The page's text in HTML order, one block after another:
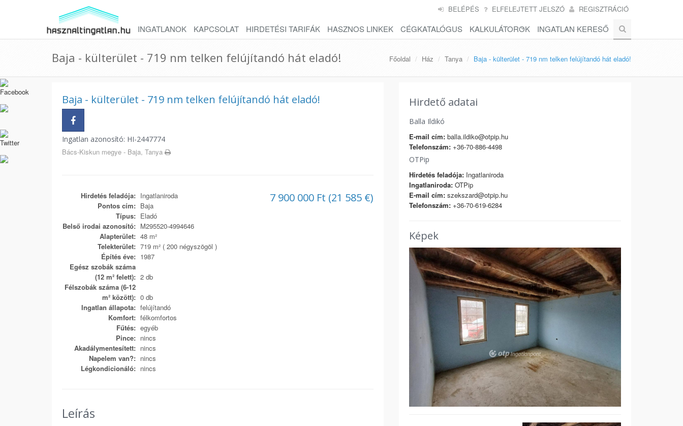
BELÉPÉS ELFELEJTETT JELSZÓ REGISZTRÁCIÓ
INGATLANOK KAPCSOLAT HIRDETÉSI TARIFÁK HASZNOS LINKEK CÉGKATALÓGUS KALKULÁTOROK INGATLAN KERESŐ
Baja - külterület - 719 nm telken felújítandó hát eladó! Főoldal Ház Tanya Baja - külterület - 719 nm telken felújítandó hát eladó!
Baja - külterület - 719 nm telken felújítandó hát eladó!
Ingatlan azonosító: HI-2447774
Bács-Kiskun megye - Baja, Tanya
7 900 000 Ft (21 585 €)
Hirdetés feladója: Ingatlaniroda
Pontos cím: Baja
Típus: Eladó
Belső irodai azonosító: M295520-4994646
Alapterület: 48 m²
Telekterület: 719 m² ( 200 négyszögöl )
Építés éve: 1987
Egész szobák száma
(12 m² felett): 2 db
Félszobák száma (6-12
m² között): 0 db
Ingatlan állapota: felújítandó
Komfort: félkomfortos
Fűtés: egyéb
Pince: nincs
Akadálymentesített: nincs
Napelem van?: nincs
Légkondicionáló: nincs
Leírás
Hirdető adatai
Balla Ildikó
E-mail cím:balla.ildiko@otpip.hu
Telefonszám:+36-70-886-4498
OTPip
Hirdetés feladója:Ingatlaniroda
Ingatlaniroda:OTPip
E-mail cím:szekszard@otpip.hu
Telefonszám:+36-70-619-6284
Képek